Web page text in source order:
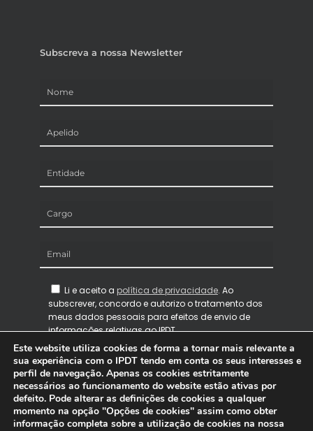
Subscreva a nossa Newsletter
Li e aceito a política de privacidade. Ao
subscrever, concordo e autorizo o tratamento dos
meus dados pessoais para efeitos de envio de
informações relativas ao IPDT
Este website utiliza cookies de forma a tornar mais relevante a
sua experiência com o IPDT tendo em conta os seus interesses e
perfil de navegação. Apenas os cookies estritamente
necessários ao funcionamento do website estão ativas por
defeito. Pode alterar as definições de cookies a qualquer
momento na opção "Opções de cookies" assim como obter
informação completa sobre a utilização de cookies na nossa